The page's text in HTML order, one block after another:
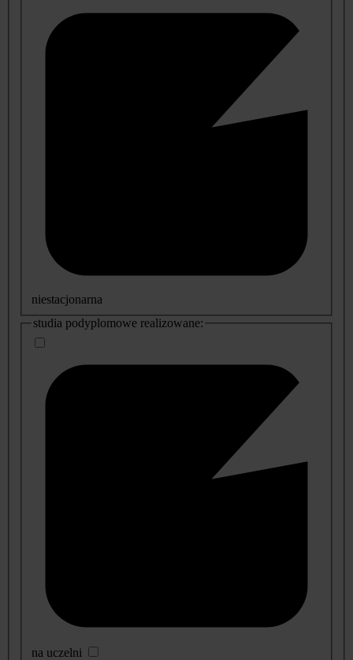
niestacjonarna
studia podyplomowe realizowane:
na uczelni